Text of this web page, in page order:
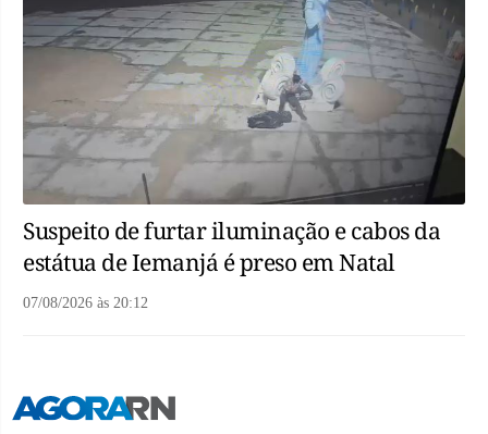
Suspeito de furtar iluminação e cabos da
estátua de Iemanjá é preso em Natal
07/08/2026 às 20:12